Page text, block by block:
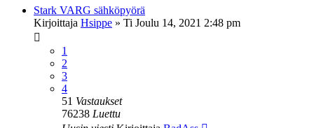
Stark VARG sähköpyörä
Kirjoittaja Hsippe » Ti Joulu 14, 2021 2:48 pm
1
2
3
4
51 Vastaukset
76238 Luettu